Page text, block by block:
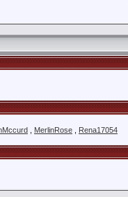
MerlinRose Rena17054